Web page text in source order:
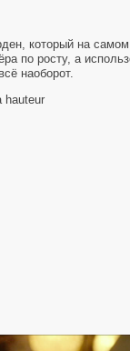
который на
по росту, а
наоборот.
hauteur